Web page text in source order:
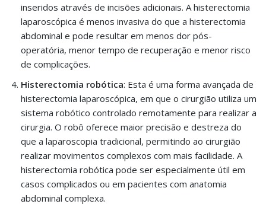
inseridos através de incisões adicionais. A histerectomia
laparoscópica é menos invasiva do que a histerectomia
abdominal e pode resultar em menos dor pós-
operatória, menor tempo de recuperação e menor risco
de complicações.
Histerectomia robótica: Esta é uma forma avançada de
histerectomia laparoscópica, em que o cirurgião utiliza um
sistema robótico controlado remotamente para realizar a
cirurgia. O robô oferece maior precisão e destreza do
que a laparoscopia tradicional, permitindo ao cirurgião
realizar movimentos complexos com mais facilidade. A
histerectomia robótica pode ser especialmente útil em
casos complicados ou em pacientes com anatomia
abdominal complexa.